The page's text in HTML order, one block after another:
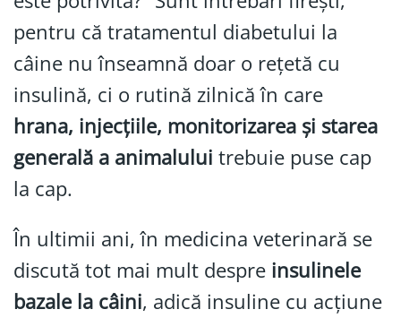
pentru că tratamentul diabetului la
câine nu înseamnă doar o rețetă cu
insulină, ci o rutină zilnică în care
hrana, injecțiile, monitorizarea și starea
generală a animalului trebuie puse cap
la cap.
În ultimii ani, în medicina veterinară se
discută tot mai mult despre insulinele
bazale la câini, adică insuline cu acțiune